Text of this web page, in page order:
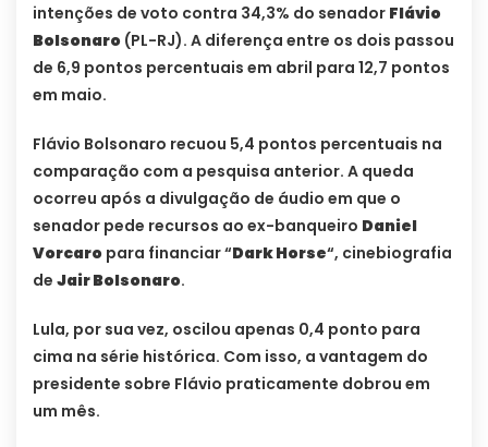
intenções de voto contra 34,3% do senador Flávio
Bolsonaro (PL-RJ). A diferença entre os dois passou
de 6,9 pontos percentuais em abril para 12,7 pontos
em maio.
Flávio Bolsonaro recuou 5,4 pontos percentuais na
comparação com a pesquisa anterior. A queda
ocorreu após a divulgação de áudio em que o
senador pede recursos ao ex-banqueiro Daniel
Vorcaro para financiar “Dark Horse“, cinebiografia
de Jair Bolsonaro.
Lula, por sua vez, oscilou apenas 0,4 ponto para
cima na série histórica. Com isso, a vantagem do
presidente sobre Flávio praticamente dobrou em
um mês.